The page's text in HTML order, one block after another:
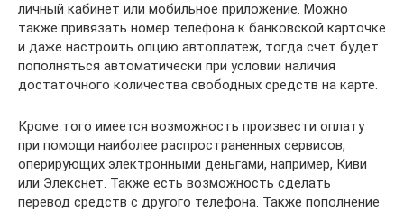
личный кабинет или мобильное приложение. Можно
также привязать номер телефона к банковской карточке
и даже настроить опцию автоплатеж, тогда счет будет
пополняться автоматически при условии наличия
достаточного количества свободных средств на карте.
Кроме того имеется возможность произвести оплату
при помощи наиболее распространенных сервисов,
оперирующих электронными деньгами, например, Киви
или Элекснет. Также есть возможность сделать
перевод средств с другого телефона. Также пополнение